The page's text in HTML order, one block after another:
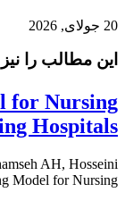
20 جولای, 2026
این مطالب را نیز
for Nursing
Hospitals
AH, Hosseini
Model for Nursing ...